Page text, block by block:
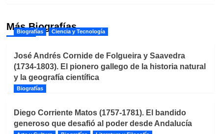
Más Biografías
Biografías Ciencia y Tecnología
José Andrés Cornide de Folgueira y Saavedra
(1734-1803). El pionero gallego de la historia natural
y la geografía científica
Biografías
Diego Corriente Matos (1757-1781). El bandido
generoso que desafió al poder desde Andalucía